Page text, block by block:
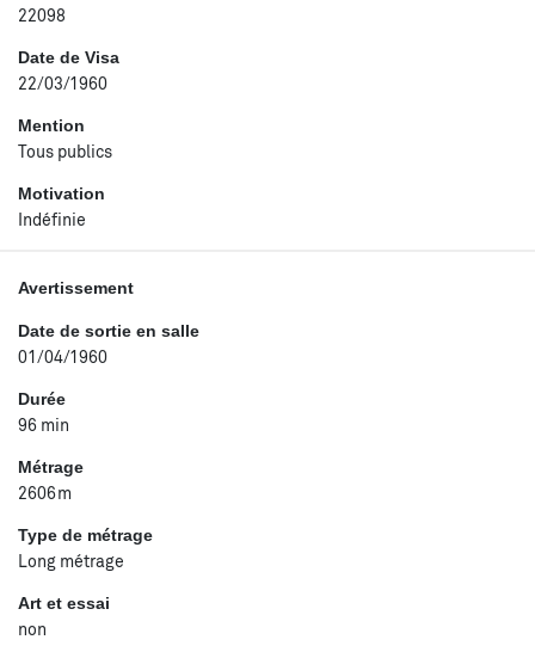
22098
Date de Visa
22/03/1960
Mention
Tous publics
Motivation
Indéfinie
Avertissement
Date de sortie en salle
01/04/1960
Durée
96 min
Métrage
2606m
Type de métrage
Long métrage
Art et essai
non